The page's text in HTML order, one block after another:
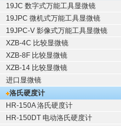
19JC 数字式万能工具显微镜
19JPC 微机式万能工具显微镜
19JPC-V 影像式万能工具显微镜
XZB-4C 比较显微镜
XZB-8F 比较显微镜
XZB-14 比较显微镜
进口显微镜
洛氏硬度计
HR-150A 洛氏硬度计
HR-150DT 电动洛氏硬度计